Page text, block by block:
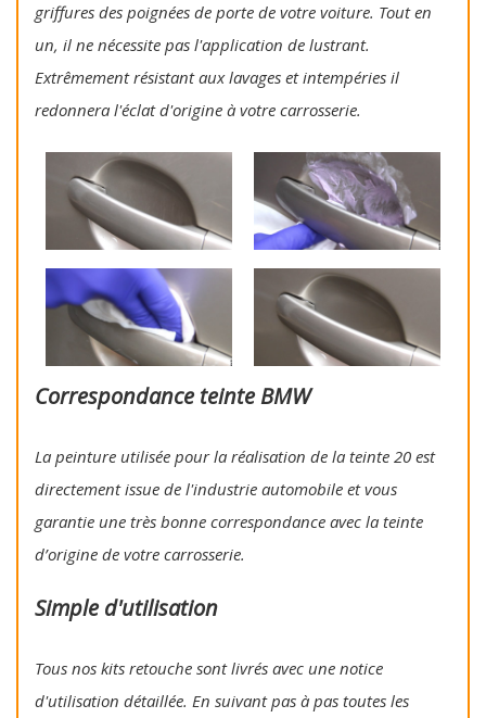
griffures des poignées de porte de votre voiture. Tout en
un, il ne nécessite pas l'application de lustrant.
Extrêmement résistant aux lavages et intempéries il
redonnera l'éclat d'origine à votre carrosserie.
Correspondance teinte BMW
La peinture utilisée pour la réalisation de la teinte 20 est
directement issue de l'industrie automobile et vous
garantie une très bonne correspondance avec la teinte
d’origine de votre carrosserie.
Simple d'utilisation
Tous nos kits retouche sont livrés avec une notice
d'utilisation détaillée. En suivant pas à pas toutes les